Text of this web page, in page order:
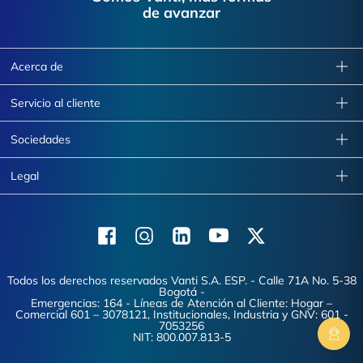
de avanzar
Acerca de
Servicio al cliente
Sociedades
Legal
FacebookInstagramLinkedinYoutubeX (Twitter)
Todos los derechos reservados Vanti S.A. ESP. - Calle 71A No. 5-38
Bogotá -
Emergencias: 164 - Líneas de Atención al Cliente: Hogar –
Comercial 601 – 3078121, Institucionales, Industria y GNV: 601 -
7053256
NIT: 800.007.813-5